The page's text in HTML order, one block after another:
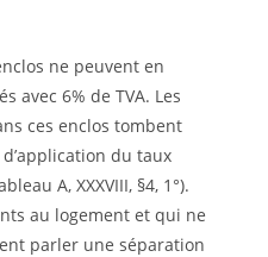
ne peuvent en
avec 6% de TVA. Les
ces enclos tombent
du taux
A, XXXVIII, §4, 1°).
au logement et qui ne
parler une séparation